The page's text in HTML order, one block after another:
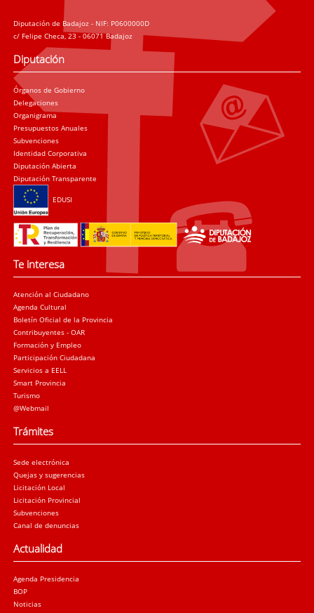
Diputación de Badajoz - NIF: P0600000D
c/ Felipe Checa, 23 - 06071 Badajoz
Diputación
Órganos de Gobierno
Delegaciones
Organigrama
Presupuestos Anuales
Subvenciones
Identidad Corporativa
Diputación Abierta
Diputación Transparente
EDUSI
Te interesa
Atención al Ciudadano
Agenda Cultural
Boletín Oficial de la Provincia
Contribuyentes - OAR
Formación y Empleo
Participación Ciudadana
Servicios a EELL
Smart Provincia
Turismo
@Webmail
Trámites
Sede electrónica
Quejas y sugerencias
Licitación Local
Licitación Provincial
Subvenciones
Canal de denuncias
Actualidad
Agenda Presidencia
BOP
Noticias